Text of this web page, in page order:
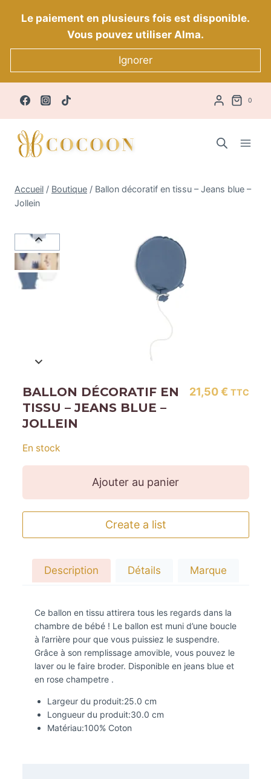
Le paiement en plusieurs fois est disponible.
Vous pouvez utiliser Alma.
Ignorer
0
Accueil / Boutique / Ballon décoratif en tissu – Jeans blue –
Jollein
BALLON DÉCORATIF EN
TISSU – JEANS BLUE –
JOLLEIN
21,50€ TTC
En stock
Ajouter au panier
Create a list
Description Détails Marque
Ce ballon en tissu attirera tous les regards dans la
chambre de bébé ! Le ballon est muni d’une boucle
à l’arrière pour que vous puissiez le suspendre.
Grâce à son remplissage amovible, vous pouvez le
laver ou le faire broder. Disponible en jeans blue et
en rose champetre .
Largeur du produit:25.0 cm
Longueur du produit:30.0 cm
Matériau:100% Coton